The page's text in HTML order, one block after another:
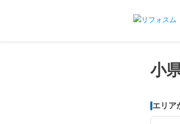
小
エリア